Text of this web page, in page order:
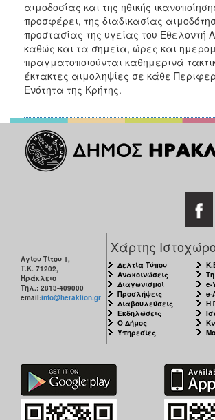
αιμοδοσίας και της ηθικής
προσφέρει, της διαδικασίας
προστασίας της υγείας του Εθελοντή
καθώς και τα σημεία, ώρες και
πραγματοποιούνται καθημερινά
έκτακτες αιμοληψίες σε κάθε
Ενότητα της Κρήτης.
Αγίου Τίτου 1,
Τ.Κ. 71202,
Ηράκλειο
Τηλ.: 2813-409000
email:info@heraklion.gr
Χάρτης
Δελτία Τύπου
Ανακοινώσεις
Διαγωνισμοί
Προσλήψεις
Διαβουλεύσεις
Εκδηλώσεις
Ο Δήμος
Υπηρεσίες
e-
e-
Η